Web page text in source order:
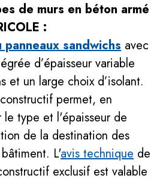
de murs en béton armé
:
sandwichs avec
d’épaisseur variable
et un large choix d’isolant.
permet, en
type et l'épaisseur de
de la destination des
L'avis technique de
exclusif est valable